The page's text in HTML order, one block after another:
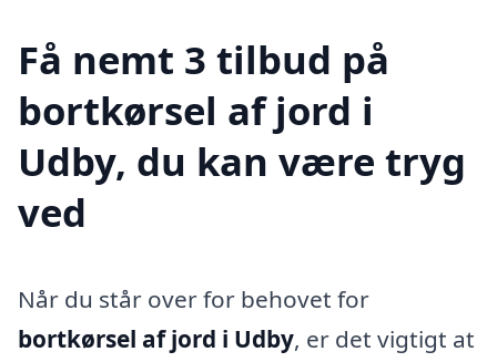
Få nemt 3 tilbud på
bortkørsel af jord i
Udby, du kan være tryg
ved
Når du står over for behovet for
bortkørsel af jord i Udby, er det vigtigt at